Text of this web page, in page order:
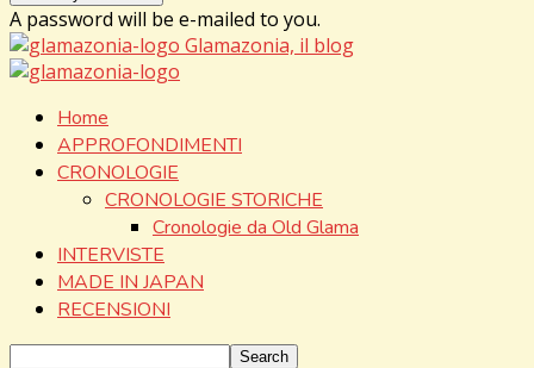
A password will be e-mailed to you.
Glamazonia, il blog
Home
APPROFONDIMENTI
CRONOLOGIE
CRONOLOGIE STORICHE
Cronologie da Old Glama
INTERVISTE
MADE IN JAPAN
RECENSIONI